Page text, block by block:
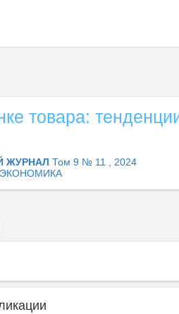
товара:
ЖУРНАЛ Том 9 № 11 , 2024